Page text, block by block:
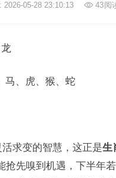
2026-05-28 23:10:13 43阅
马、虎、猴、蛇
求变的智慧，这正是生
先嗅到机遇，下半年若